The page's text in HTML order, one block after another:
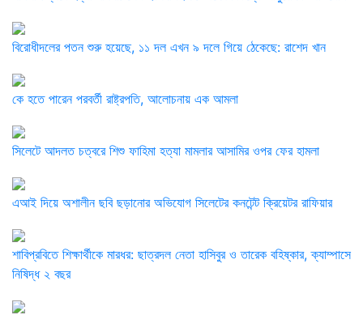
বিরোধীদলের পতন শুরু হয়েছে, ১১ দল এখন ৯ দলে গিয়ে ঠেকেছে: রাশেদ খান
কে হতে পারেন পরবর্তী রাষ্ট্রপতি, আলোচনায় এক আমলা
সিলেটে আদলত চত্বরে শিশু ফাহিমা হত্যা মামলার আসামির ওপর ফের হামলা
এআই দিয়ে অশালীন ছবি ছড়ানোর অভিযোগ সিলেটের কনটেন্ট ক্রিয়েটর রাফিয়ার
শাবিপ্রবিতে শিক্ষার্থীকে মারধর: ছাত্রদল নেতা হাসিবুর ও তারেক বহিষ্কার, ক্যাম্পাসে
নিষিদ্ধ ২ বছর